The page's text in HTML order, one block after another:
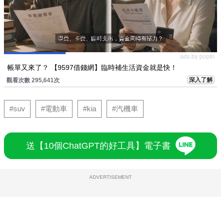
ads by popIn
帳單又來了？ 【9597借錢網】臨時補生活資金就是快！
觀看次數 295,641次 深入了解
#suv #電動車 #kia #汽機車
送【10個ChatGPT的好工具】電子書
ADVERTISEMENT